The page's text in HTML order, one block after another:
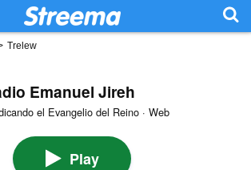
Trelew
Emanuel Jireh
el Evangelio del Reino · Web
Play